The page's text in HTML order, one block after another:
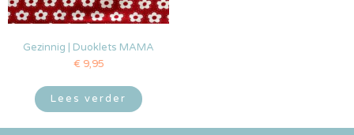
Gezinnig | Duoklets MAMA
€ 9,95
Lees verder